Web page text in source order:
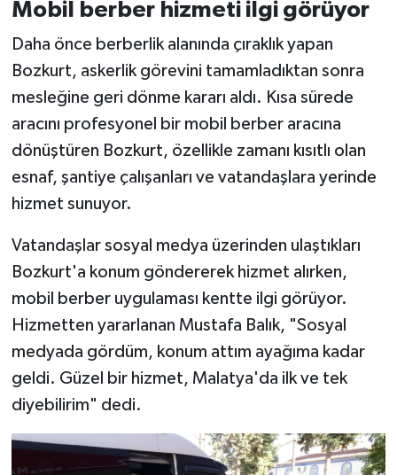
Mobil berber hizmeti ilgi görüyor
Daha önce berberlik alanında çıraklık yapan
Bozkurt, askerlik görevini tamamladıktan sonra
mesleğine geri dönme kararı aldı. Kısa sürede
aracını profesyonel bir mobil berber aracına
dönüştüren Bozkurt, özellikle zamanı kısıtlı olan
esnaf, şantiye çalışanları ve vatandaşlara yerinde
hizmet sunuyor.
Vatandaşlar sosyal medya üzerinden ulaştıkları
Bozkurt'a konum göndererek hizmet alırken,
mobil berber uygulaması kentte ilgi görüyor.
Hizmetten yararlanan Mustafa Balık, "Sosyal
medyada gördüm, konum attım ayağıma kadar
geldi. Güzel bir hizmet, Malatya'da ilk ve tek
diyebilirim" dedi.